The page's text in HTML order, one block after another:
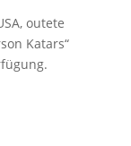
outete
Katars“